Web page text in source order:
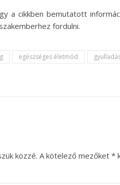
a cikkben bemutatott
fordulni.
egészséges életmód
közzé. A kötelező mezőket *